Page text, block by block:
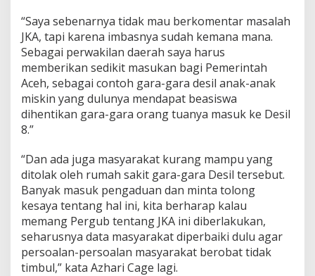
“Saya sebenarnya tidak mau berkomentar masalah
JKA, tapi karena imbasnya sudah kemana mana.
Sebagai perwakilan daerah saya harus
memberikan sedikit masukan bagi Pemerintah
Aceh, sebagai contoh gara-gara desil anak-anak
miskin yang dulunya mendapat beasiswa
dihentikan gara-gara orang tuanya masuk ke Desil
8.”
“Dan ada juga masyarakat kurang mampu yang
ditolak oleh rumah sakit gara-gara Desil tersebut.
Banyak masuk pengaduan dan minta tolong
kesaya tentang hal ini, kita berharap kalau
memang Pergub tentang JKA ini diberlakukan,
seharusnya data masyarakat diperbaiki dulu agar
persoalan-persoalan masyarakat berobat tidak
timbul,” kata Azhari Cage lagi.